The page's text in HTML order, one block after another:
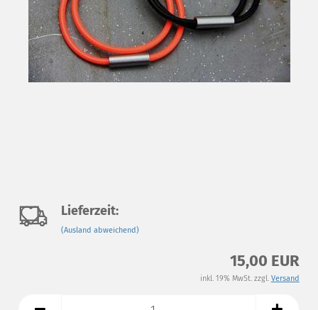
Auf
den
Lieferzeit:
(Ausland abweichend)
15,00 EUR
inkl. 19% MwSt. zzgl. Versand